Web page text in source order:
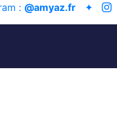
: @amyaz.fr ✦